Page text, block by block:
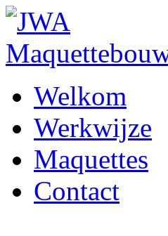
Welkom
Werkwijze
Maquettes
Contact